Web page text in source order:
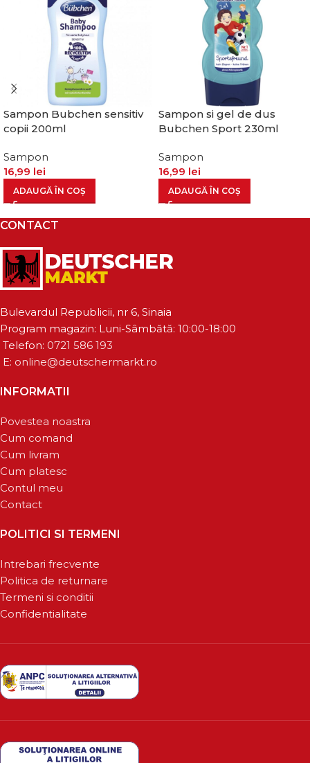
Sampon Bubchen sensitiv
copii 200ml
Sampon
16,99 lei
ADAUGĂ ÎN COȘ
Sampon si gel de dus
Bubchen Sport 230ml
Sampon
16,99 lei
ADAUGĂ ÎN COȘ
CONTACT
Bulevardul Republicii, nr 6, Sinaia
Program magazin: Luni-Sâmbătă: 10:00-18:00
Telefon: 0721 586 193
E: online@deutschermarkt.ro
INFORMATII
Povestea noastra
Cum comand
Cum livram
Cum platesc
Contul meu
Contact
POLITICI SI TERMENI
Intrebari frecvente
Politica de returnare
Termeni si conditii
Confidentialitate